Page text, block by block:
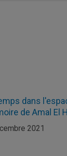
dans
de Amal El
2021